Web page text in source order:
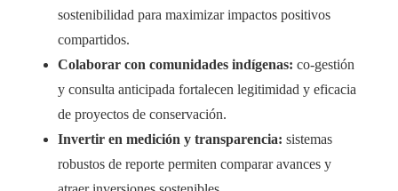
sostenibilidad para maximizar impactos positivos
compartidos.
Colaborar con comunidades indígenas: co-gestión
y consulta anticipada fortalecen legitimidad y eficacia
de proyectos de conservación.
Invertir en medición y transparencia: sistemas
robustos de reporte permiten comparar avances y